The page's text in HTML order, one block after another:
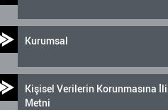
Kurumsal
Kişisel Verilerin Korunmasına
Metni